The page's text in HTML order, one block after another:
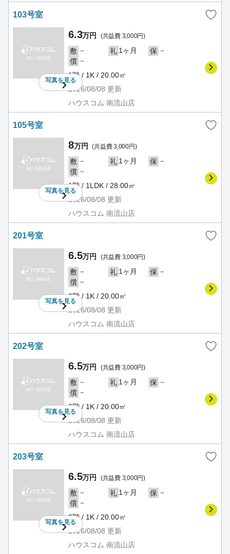
103号室
写真を見る
6.3万円 (共益費 3,000円)
敷 － 礼 1ヶ月 保 －
償 －
1階 / 1K / 20.00㎡
2026/08/08 更新
ハウスコム 南流山店
105号室
写真を見る
8万円 (共益費 3,000円)
敷 － 礼 1ヶ月 保 －
償 －
1階 / 1LDK / 28.00㎡
2026/08/08 更新
ハウスコム 南流山店
201号室
写真を見る
6.5万円 (共益費 3,000円)
敷 － 礼 1ヶ月 保 －
償 －
2階 / 1K / 20.00㎡
2026/08/08 更新
ハウスコム 南流山店
202号室
写真を見る
6.5万円 (共益費 3,000円)
敷 － 礼 1ヶ月 保 －
償 －
2階 / 1K / 20.00㎡
2026/08/08 更新
ハウスコム 南流山店
203号室
写真を見る
6.5万円 (共益費 3,000円)
敷 － 礼 1ヶ月 保 －
償 －
2階 / 1K / 20.00㎡
2026/08/08 更新
ハウスコム 南流山店